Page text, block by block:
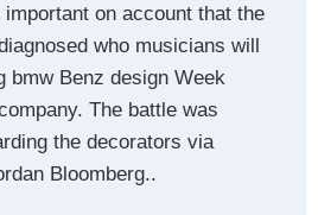
on account that the
who musicians will
bmw Benz design Week
The battle was
the decorators via
Bloomberg..